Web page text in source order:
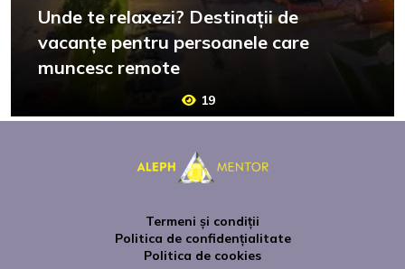
Unde te relaxezi? Destinații de
vacanțe pentru persoanele care
muncesc remote
19
Termeni și condiții
Politica de confidențialitate
Politica de cookies